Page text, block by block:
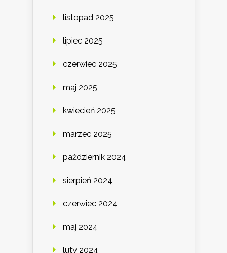
listopad 2025
lipiec 2025
czerwiec 2025
maj 2025
kwiecień 2025
marzec 2025
październik 2024
sierpień 2024
czerwiec 2024
maj 2024
luty 2024